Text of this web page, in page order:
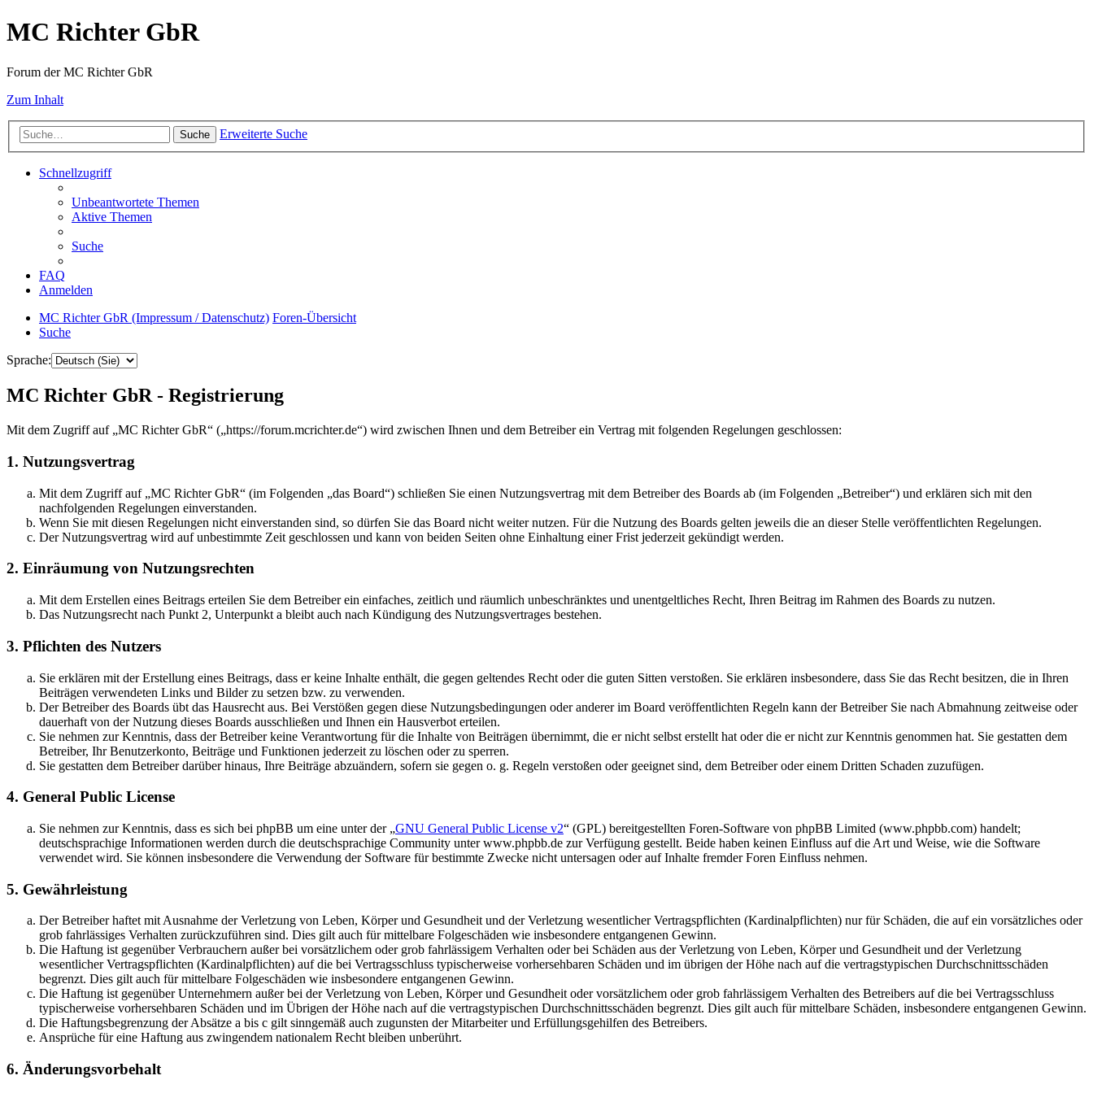
MC Richter GbR
Forum der MC Richter GbR
Zum Inhalt
Suche Erweiterte Suche
Schnellzugriff
Unbeantwortete Themen
Aktive Themen
Suche
FAQ
Anmelden
MC Richter GbR (Impressum / Datenschutz) Foren-Übersicht
Suche
Sprache:
MC Richter GbR - Registrierung
Mit dem Zugriff auf „MC Richter GbR“ („https://forum.mcrichter.de“) wird zwischen Ihnen und dem Betreiber ein Vertrag mit folgenden Regelungen geschlossen:
1. Nutzungsvertrag
Mit dem Zugriff auf „MC Richter GbR“ (im Folgenden „das Board“) schließen Sie einen Nutzungsvertrag mit dem Betreiber des Boards ab (im Folgenden „Betreiber“) und erklären sich mit den
nachfolgenden Regelungen einverstanden.
Wenn Sie mit diesen Regelungen nicht einverstanden sind, so dürfen Sie das Board nicht weiter nutzen. Für die Nutzung des Boards gelten jeweils die an dieser Stelle veröffentlichten Regelungen.
Der Nutzungsvertrag wird auf unbestimmte Zeit geschlossen und kann von beiden Seiten ohne Einhaltung einer Frist jederzeit gekündigt werden.
2. Einräumung von Nutzungsrechten
Mit dem Erstellen eines Beitrags erteilen Sie dem Betreiber ein einfaches, zeitlich und räumlich unbeschränktes und unentgeltliches Recht, Ihren Beitrag im Rahmen des Boards zu nutzen.
Das Nutzungsrecht nach Punkt 2, Unterpunkt a bleibt auch nach Kündigung des Nutzungsvertrages bestehen.
3. Pflichten des Nutzers
Sie erklären mit der Erstellung eines Beitrags, dass er keine Inhalte enthält, die gegen geltendes Recht oder die guten Sitten verstoßen. Sie erklären insbesondere, dass Sie das Recht besitzen, die in Ihren
Beiträgen verwendeten Links und Bilder zu setzen bzw. zu verwenden.
Der Betreiber des Boards übt das Hausrecht aus. Bei Verstößen gegen diese Nutzungsbedingungen oder anderer im Board veröffentlichten Regeln kann der Betreiber Sie nach Abmahnung zeitweise oder
dauerhaft von der Nutzung dieses Boards ausschließen und Ihnen ein Hausverbot erteilen.
Sie nehmen zur Kenntnis, dass der Betreiber keine Verantwortung für die Inhalte von Beiträgen übernimmt, die er nicht selbst erstellt hat oder die er nicht zur Kenntnis genommen hat. Sie gestatten dem
Betreiber, Ihr Benutzerkonto, Beiträge und Funktionen jederzeit zu löschen oder zu sperren.
Sie gestatten dem Betreiber darüber hinaus, Ihre Beiträge abzuändern, sofern sie gegen o. g. Regeln verstoßen oder geeignet sind, dem Betreiber oder einem Dritten Schaden zuzufügen.
4. General Public License
Sie nehmen zur Kenntnis, dass es sich bei phpBB um eine unter der „GNU General Public License v2“ (GPL) bereitgestellten Foren-Software von phpBB Limited (www.phpbb.com) handelt;
deutschsprachige Informationen werden durch die deutschsprachige Community unter www.phpbb.de zur Verfügung gestellt. Beide haben keinen Einfluss auf die Art und Weise, wie die Software
verwendet wird. Sie können insbesondere die Verwendung der Software für bestimmte Zwecke nicht untersagen oder auf Inhalte fremder Foren Einfluss nehmen.
5. Gewährleistung
Der Betreiber haftet mit Ausnahme der Verletzung von Leben, Körper und Gesundheit und der Verletzung wesentlicher Vertragspflichten (Kardinalpflichten) nur für Schäden, die auf ein vorsätzliches oder
grob fahrlässiges Verhalten zurückzuführen sind. Dies gilt auch für mittelbare Folgeschäden wie insbesondere entgangenen Gewinn.
Die Haftung ist gegenüber Verbrauchern außer bei vorsätzlichem oder grob fahrlässigem Verhalten oder bei Schäden aus der Verletzung von Leben, Körper und Gesundheit und der Verletzung
wesentlicher Vertragspflichten (Kardinalpflichten) auf die bei Vertragsschluss typischerweise vorhersehbaren Schäden und im übrigen der Höhe nach auf die vertragstypischen Durchschnittsschäden
begrenzt. Dies gilt auch für mittelbare Folgeschäden wie insbesondere entgangenen Gewinn.
Die Haftung ist gegenüber Unternehmern außer bei der Verletzung von Leben, Körper und Gesundheit oder vorsätzlichem oder grob fahrlässigem Verhalten des Betreibers auf die bei Vertragsschluss
typischerweise vorhersehbaren Schäden und im Übrigen der Höhe nach auf die vertragstypischen Durchschnittsschäden begrenzt. Dies gilt auch für mittelbare Schäden, insbesondere entgangenen Gewinn.
Die Haftungsbegrenzung der Absätze a bis c gilt sinngemäß auch zugunsten der Mitarbeiter und Erfüllungsgehilfen des Betreibers.
Ansprüche für eine Haftung aus zwingendem nationalem Recht bleiben unberührt.
6. Änderungsvorbehalt